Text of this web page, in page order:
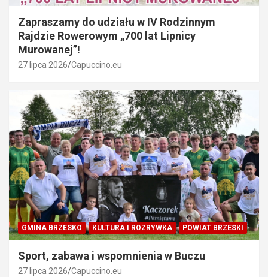
Zapraszamy do udziału w IV Rodzinnym
Rajdzie Rowerowym „700 lat Lipnicy
Murowanej”!
27 lipca 2026 Capuccino.eu
GMINA BRZESKO KULTURA I ROZRYWKA POWIAT BRZESKI
Sport, zabawa i wspomnienia w Buczu
27 lipca 2026 Capuccino.eu